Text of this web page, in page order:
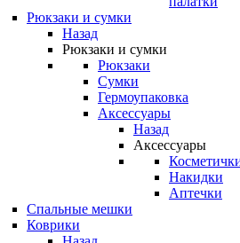
Рюкзаки и сумки
Назад
Рюкзаки и сумки
Рюкзаки
Сумки
Гермоупаковка
Аксессуары
Назад
Аксессуары
Накидки
Аптечки
Спальные мешки
Коврики